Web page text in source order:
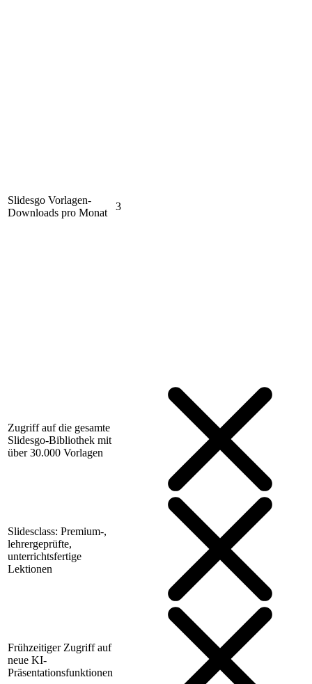
Slidesgo Vorlagen-
Downloads pro Monat
3
Zugriff auf die gesamte
Slidesgo-Bibliothek mit
über 30.000 Vorlagen
Slidesclass: Premium-,
lehrergeprüfte,
unterrichtsfertige
Lektionen
Frühzeitiger Zugriff auf
neue KI-
Präsentationsfunktionen